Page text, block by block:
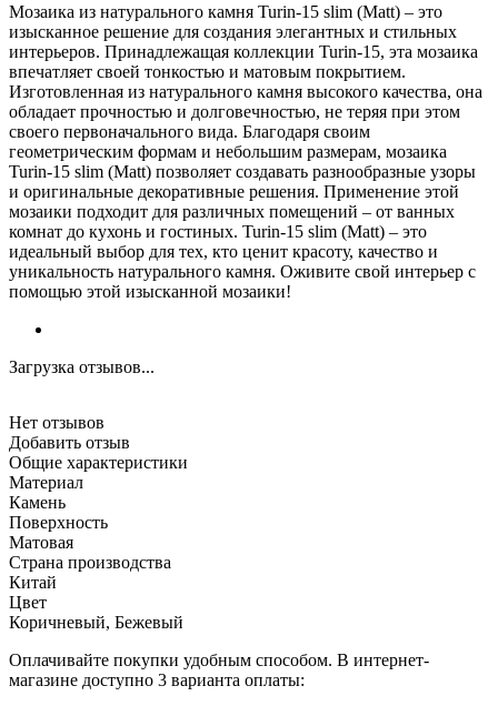
Мозаика из натурального камня Turin-15 slim (Matt) – это
изысканное решение для создания элегантных и стильных
интерьеров. Принадлежащая коллекции Turin-15, эта мозаика
впечатляет своей тонкостью и матовым покрытием.
Изготовленная из натурального камня высокого качества, она
обладает прочностью и долговечностью, не теряя при этом
своего первоначального вида. Благодаря своим
геометрическим формам и небольшим размерам, мозаика
Turin-15 slim (Matt) позволяет создавать разнообразные узоры
и оригинальные декоративные решения. Применение этой
мозаики подходит для различных помещений – от ванных
комнат до кухонь и гостиных. Turin-15 slim (Matt) – это
идеальный выбор для тех, кто ценит красоту, качество и
уникальность натурального камня. Оживите свой интерьер с
помощью этой изысканной мозаики!
Загрузка отзывов...
Нет отзывов
Добавить отзыв
Общие характеристики
Материал
Камень
Поверхность
Матовая
Страна производства
Китай
Цвет
Коричневый, Бежевый
Оплачивайте покупки удобным способом. В интернет-
магазине доступно 3 варианта оплаты: